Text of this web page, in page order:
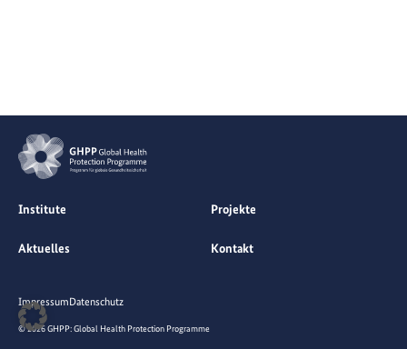
Institute Projekte
Aktuelles Kontakt
© 2026 GHPP: Global Health Protection Programme
ImpressumDatenschutz